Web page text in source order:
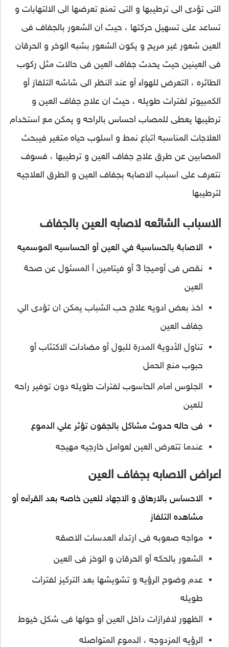
التى تؤدى الى ترطيبها و التى تمنع تعرضها الى الالتهابات و
تساعد على تسهيل حركتها ، حيث ان الشعور بالجفاف فى
العين شعور غير مريح و يكون الشعور بشبه الوخر و الحرقان
فى العينين حيث يحدث جفاف العين فى حالات مثل ركوب
الطائره ، التعرض للهواء أو عند النظر الى شاشه التلفاز أو
الكمبيوتر لفترات طويله ، حيث ان علاج جفاف العين و
ترطيبها يعطى للمصاب احساس بالراحه و يمكن مع استخدام
العلاجات المناسبه اتباع نمط و اسلوب حياه متغير فيبحث
المصابين عن طرق علاج جفاف العين و ترطيبها ، فسوف
نتعرف على اسباب الاصابه بجفاف العين و الطرق العلاجيه
لترطيبها
الاسباب الشائعه لاصابه العين بالجفاف
الاصابة بالحساسية في العين أو الحساسيه الموسميه
نقص فى أوميجا 3 أو فيتامين أ المسئول عن صحة
العين
اخذ بعض ادويه علاج حب الشباب يمكن ان تؤدى الي
جفاف العين
تناول الأدوية المدرة للبول أو مضادات الاكتئاب أو
حبوب منع الحمل
الجلوس امام الحاسوب لفترات طويله دون توفير راحه
للعين
فى حاله حدوث مشاكل بالجفون تؤثر علي الدموع
عندما تتعرض العين لعوامل خارجيه مهيجه
اعراض الاصابه بجفاف العين
الاحساس بالارهاق و الاجهاد للعين خاصه بعد القراءه أو
مشاهده التلفاز
مواجه صعوبه فى ارتداء العدسات الاصقه
الشعور بالحكه أو الحرقان و الوخز فى العين
عدم وضوح الرؤيه و تشويشها بعد التركيز لفترات
طويله
الظهور لافرازات داخل العين أو حولها فى شكل خيوط
الرؤيه المزدوجه ، الدموع المتواصله